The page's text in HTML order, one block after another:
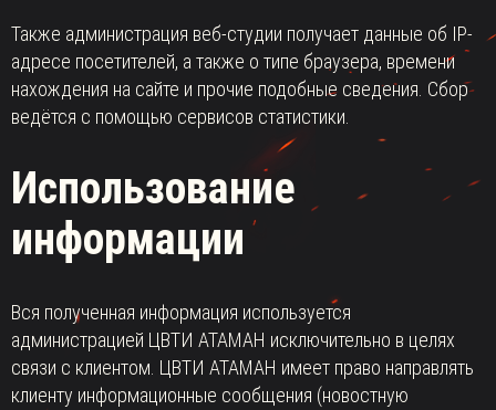
Также администрация веб-студии получает данные об IP-
адресе посетителей, а также о типе браузера, времени
нахождения на сайте и прочие подобные сведения. Сбор
ведётся с помощью сервисов статистики.
Использование
информации
Вся полученная информация используется
администрацией ЦВТИ АТАМАН исключительно в целях
связи с клиентом. ЦВТИ АТАМАН имеет право направлять
клиенту информационные сообщения (новостную